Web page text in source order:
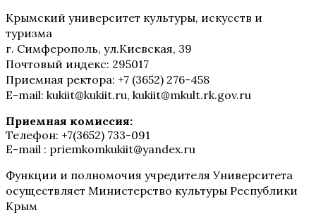
Крымский университет культуры, искусств и
туризма
г. Симферополь, ул.Киевская, 39
Почтовый индекс: 295017
Приемная ректора: +7 (3652) 276-458
E-mail: kukiit@kukiit.ru, kukiit@mkult.rk.gov.ru
Приемная комиссия:
Телефон: +7(3652) 733-091
E-mail : priemkomkukiit@yandex.ru
Функции и полномочия учредителя Университета
осуществляет Министерство культуры Республики
Крым